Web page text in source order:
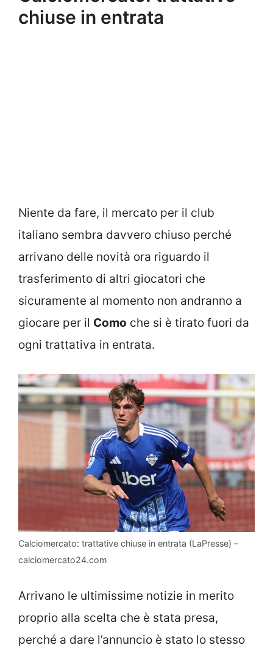
chiuse in entrata
Niente da fare, il mercato per il club
italiano sembra davvero chiuso perché
arrivano delle novità ora riguardo il
trasferimento di altri giocatori che
sicuramente al momento non andranno a
giocare per il Como che si è tirato fuori da
ogni trattativa in entrata.
Calciomercato: trattative chiuse in entrata (LaPresse) –
calciomercato24.com
Arrivano le ultimissime notizie in merito
proprio alla scelta che è stata presa,
perché a dare l’annuncio è stato lo stesso